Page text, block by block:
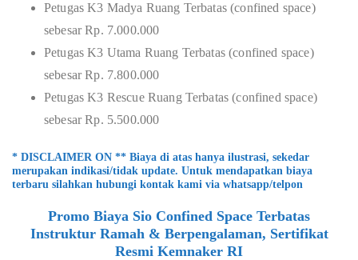
Petugas K3 Madya Ruang Terbatas (confined space)
sebesar Rp. 7.000.000
Petugas K3 Utama Ruang Terbatas (confined space)
sebesar Rp. 7.800.000
Petugas K3 Rescue Ruang Terbatas (confined space)
sebesar Rp. 5.500.000
* DISCLAIMER ON ** Biaya di atas hanya ilustrasi, sekedar
merupakan indikasi/tidak update. Untuk mendapatkan biaya
terbaru silahkan hubungi kontak kami via whatsapp/telpon
Promo Biaya Sio Confined Space Terbatas
Instruktur Ramah & Berpengalaman, Sertifikat
Resmi Kemnaker RI